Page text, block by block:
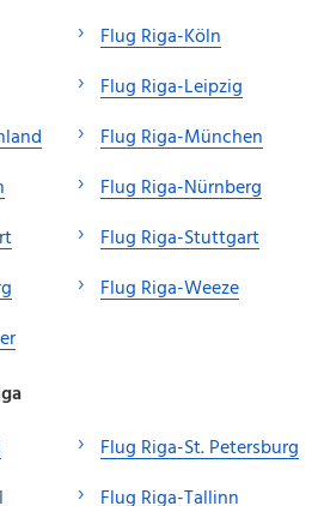
Flug Riga-Köln
Flug Riga-Leipzig
Flug Riga-München
Flug Riga-Nürnberg
Flug Riga-Stuttgart
Flug Riga-Weeze
Flug Riga-St. Petersburg
Flug Riga-Tallinn